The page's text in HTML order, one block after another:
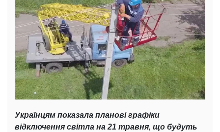
Українцям показала планові графіки
відключення світла на 21 травня, що будуть